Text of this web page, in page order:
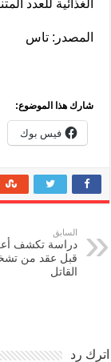
الغذائية للعدد
المصدر: تاس
شارك هذا الموضوع:
فيس بوك
السابق
دراسة تكشف
قبل عقد من
القاتل
اترك رد